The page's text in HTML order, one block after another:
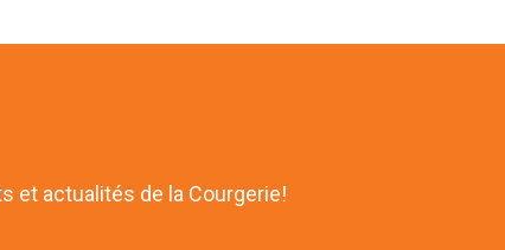
et actualités de la Courgerie!